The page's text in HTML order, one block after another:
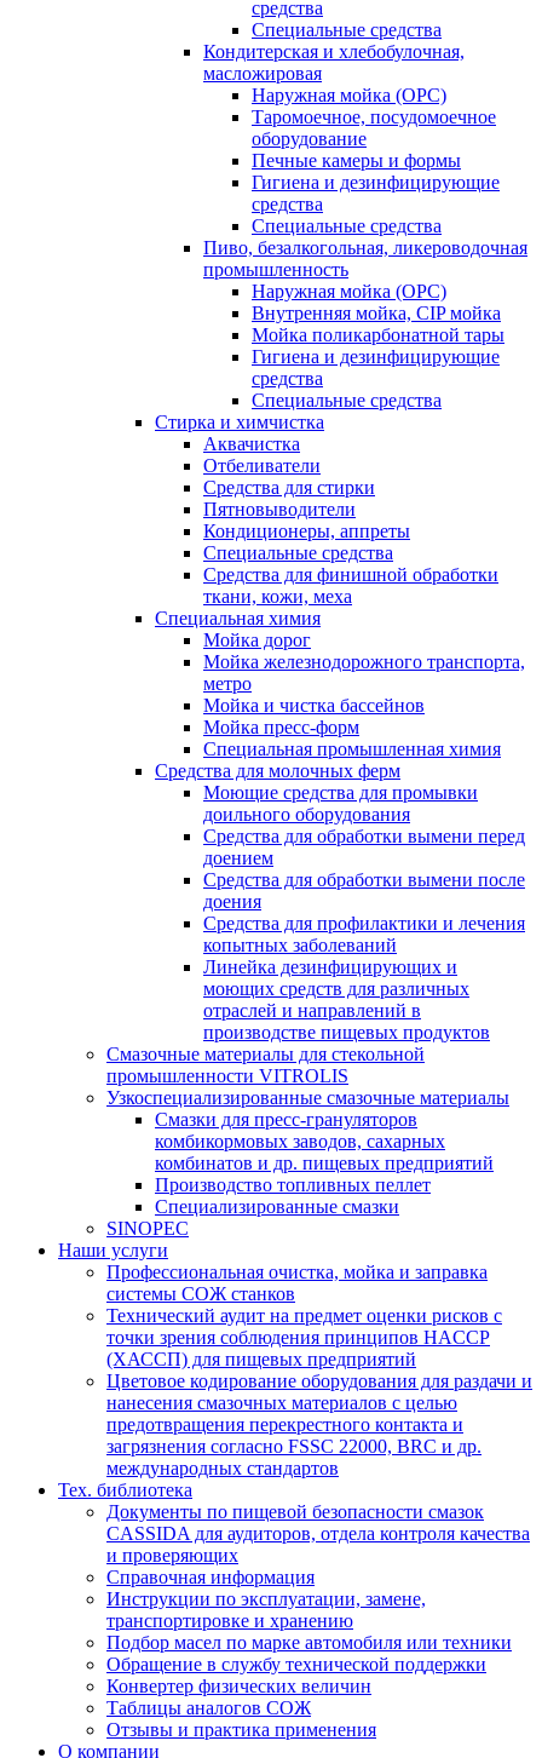
средства
Специальные средства
Кондитерская и хлебобулочная,
масложировая
Наружная мойка (ОРС)
Таромоечное, посудомоечное
оборудование
Печные камеры и формы
Гигиена и дезинфицирующие
средства
Специальные средства
Пиво, безалкогольная, ликероводочная
промышленность
Наружная мойка (ОРС)
Внутренняя мойка, CIP мойка
Мойка поликарбонатной тары
Гигиена и дезинфицирующие
средства
Специальные средства
Стирка и химчистка
Аквачистка
Отбеливатели
Средства для стирки
Пятновыводители
Кондиционеры, аппреты
Специальные средства
Средства для финишной обработки
ткани, кожи, меха
Специальная химия
Мойка дорог
Мойка железнодорожного транспорта,
метро
Мойка и чистка бассейнов
Мойка пресс-форм
Специальная промышленная химия
Средства для молочных ферм
Моющие средства для промывки
доильного оборудования
Средства для обработки вымени перед
доением
Средства для обработки вымени после
доения
Средства для профилактики и лечения
копытных заболеваний
Линейка дезинфицирующих и
моющих средств для различных
отраслей и направлений в
производстве пищевых продуктов
Смазочные материалы для стекольной
промышленности VITROLIS
Узкоспециализированные смазочные материалы
Смазки для пресс-грануляторов
комбикормовых заводов, сахарных
комбинатов и др. пищевых предприятий
Производство топливных пеллет
Специализированные смазки
SINOPEC
Наши услуги
Профессиональная очистка, мойка и заправка
системы СОЖ станков
Технический аудит на предмет оценки рисков с
точки зрения соблюдения принципов HACCP
(ХАССП) для пищевых предприятий
Цветовое кодирование оборудования для раздачи и
нанесения смазочных материалов с целью
предотвращения перекрестного контакта и
загрязнения согласно FSSC 22000, BRC и др.
международных стандартов
Тех. библиотека
Документы по пищевой безопасности смазок
CASSIDA для аудиторов, отдела контроля качества
и проверяющих
Справочная информация
Инструкции по эксплуатации, замене,
транспортировке и хранению
Подбор масел по марке автомобиля или техники
Обращение в службу технической поддержки
Конвертер физических величин
Таблицы аналогов СОЖ
Отзывы и практика применения
О компании